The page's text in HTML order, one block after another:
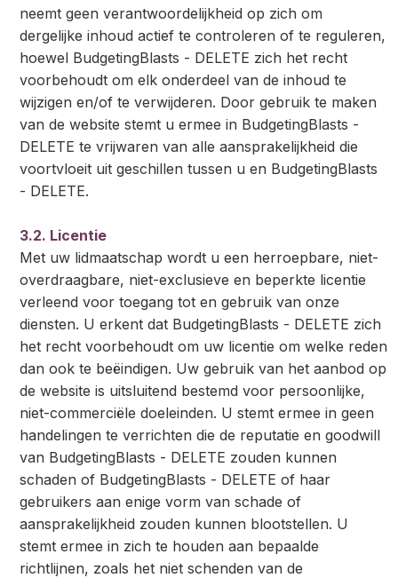
neemt geen verantwoordelijkheid op zich om
dergelijke inhoud actief te controleren of te reguleren,
hoewel BudgetingBlasts - DELETE zich het recht
voorbehoudt om elk onderdeel van de inhoud te
wijzigen en/of te verwijderen. Door gebruik te maken
van de website stemt u ermee in BudgetingBlasts -
DELETE te vrijwaren van alle aansprakelijkheid die
voortvloeit uit geschillen tussen u en BudgetingBlasts
- DELETE.
3.2. Licentie
Met uw lidmaatschap wordt u een herroepbare, niet-
overdraagbare, niet-exclusieve en beperkte licentie
verleend voor toegang tot en gebruik van onze
diensten. U erkent dat BudgetingBlasts - DELETE zich
het recht voorbehoudt om uw licentie om welke reden
dan ook te beëindigen. Uw gebruik van het aanbod op
de website is uitsluitend bestemd voor persoonlijke,
niet-commerciële doeleinden. U stemt ermee in geen
handelingen te verrichten die de reputatie en goodwill
van BudgetingBlasts - DELETE zouden kunnen
schaden of BudgetingBlasts - DELETE of haar
gebruikers aan enige vorm van schade of
aansprakelijkheid zouden kunnen blootstellen. U
stemt ermee in zich te houden aan bepaalde
richtlijnen, zoals het niet schenden van de